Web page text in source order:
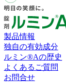
製品情報
独自の有効成分
ルミン®︎Aの歴史
よくあるご質問
お問合せ